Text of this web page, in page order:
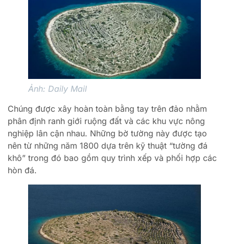
Ảnh: Daily Mail
Chúng được xây hoàn toàn bằng tay trên đảo nhằm
phân định ranh giới ruộng đất và các khu vực nông
nghiệp lân cận nhau. Những bờ tường này được tạo
nên từ những năm 1800 dựa trên kỹ thuật “tường đá
khô” trong đó bao gồm quy trình xếp và phối hợp các
hòn đá.